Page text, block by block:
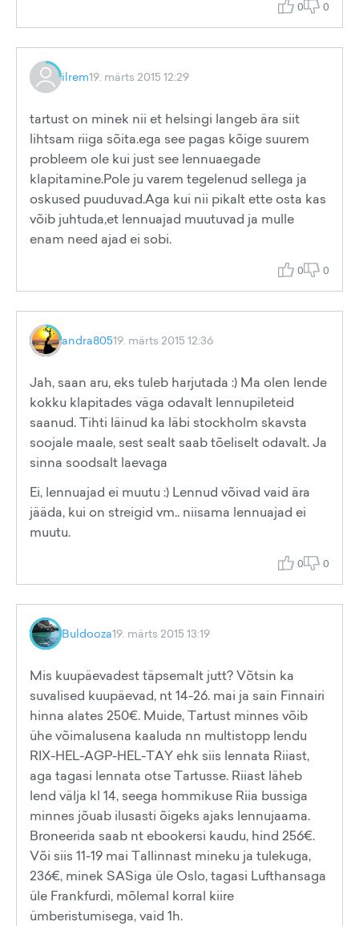
0 0
ilrem19. märts 2015 12:29
tartust on minek nii et helsingi langeb ära siit
lihtsam riiga sõita.ega see pagas kõige suurem
probleem ole kui just see lennuaegade
klapitamine.Pole ju varem tegelenud sellega ja
oskused puuduvad.Aga kui nii pikalt ette osta kas
võib juhtuda,et lennuajad muutuvad ja mulle
enam need ajad ei sobi.
0 0
andra80519. märts 2015 12:36
Jah, saan aru, eks tuleb harjutada :) Ma olen lende
kokku klapitades väga odavalt lennupileteid
saanud. Tihti läinud ka läbi stockholm skavsta
soojale maale, sest sealt saab tõeliselt odavalt. Ja
sinna soodsalt laevaga
Ei, lennuajad ei muutu :) Lennud võivad vaid ära
jääda, kui on streigid vm.. niisama lennuajad ei
muutu.
0 0
Buldooza19. märts 2015 13:19
Mis kuupäevadest täpsemalt jutt? Võtsin ka
suvalised kuupäevad, nt 14-26. mai ja sain Finnairi
hinna alates 250€. Muide, Tartust minnes võib
ühe võimalusena kaaluda nn multistopp lendu
RIX-HEL-AGP-HEL-TAY ehk siis lennata Riiast,
aga tagasi lennata otse Tartusse. Riiast läheb
lend välja kl 14, seega hommikuse Riia bussiga
minnes jõuab ilusasti õigeks ajaks lennujaama.
Broneerida saab nt ebookersi kaudu, hind 256€.
Või siis 11-19 mai Tallinnast mineku ja tulekuga,
236€, minek SASiga üle Oslo, tagasi Lufthansaga
üle Frankfurdi, mõlemal korral kiire
ümberistumisega, vaid 1h.